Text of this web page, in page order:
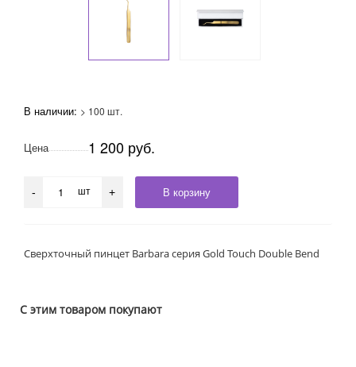
В наличии: > 100 шт.
Цена 1 200 руб.
- шт + В корзину
Сверхточный пинцет Barbara серия Gold Touch Double Bend
С этим товаром покупают